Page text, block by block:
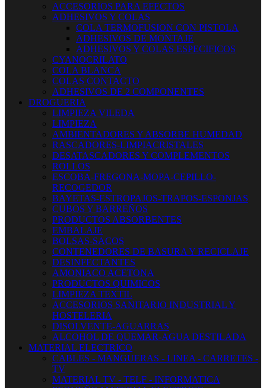
ACCESORIOS PARA EFECTOS
ADHESIVOS Y COLAS
COLA TERMOFUSION CON PISTOLA
ADHESIVOS DE MONTAJE
ADHESIVOS Y COLAS ESPECIFICOS
CYANOCRILATO
COLA BLANCA
COLAS CONTACTO
ADHESIVOS DE 2 COMPONENTES
DROGUERIA
LIMPIEZA VILEDA
LIMPIEZA
AMBIENTADORES Y ABSORBE HUMEDAD
RASCADORES-LIMPIACRISTALES
DESATASCADORES Y COMPLEMENTOS
ROLLOS
ESCOBA-FREGONA-MOPA-CEPILLO-
RECOGEDOR
BAYETAS-ESTROPAJOS-TRAPOS-ESPONJAS
CUBOS Y BARREÑOS
PRODUCTOS ABSORBENTES
EMBALAJE
BOLSAS-SACOS
CONTENEDORES DE BASURA Y RECICLAJE
DESINFECTANTES
AMONIACO ACETONA
PRODUCTOS QUIMICOS
LIMPIEZA TEXTIL
ACCESORIOS SANITARIO INDUSTRIAL Y
HOSTELERIA
DISOLVENTE-AGUARRAS
ALCOHOL DE QUEMAR-AGUA DESTILADA
MATERIAL ELECTRICO
CABLES - MANGUERAS - LINEA - CARRETES -
TV
MATERIAL TV - TELF - INFORMATICA